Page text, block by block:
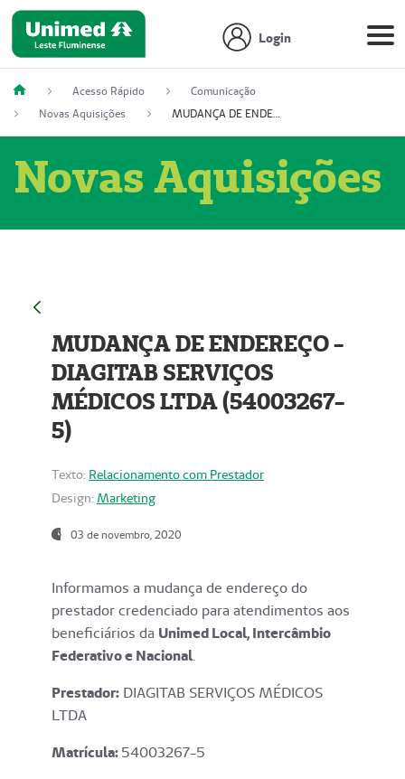
Login
Acesso Rápido
Comunicação
Novas Aquisições
MUDANÇA DE ENDEREÇO - DIAGITAB SERVIÇOS MÉDICOS LTDA (54003267-5)
Novas Aquisições
MUDANÇA DE ENDEREÇO -
DIAGITAB SERVIÇOS
MÉDICOS LTDA (54003267-
5)
Texto: Relacionamento com Prestador
Design: Marketing
03 de novembro, 2020
Informamos a mudança de endereço do
prestador credenciado para atendimentos aos
beneficiários da Unimed Local, Intercâmbio
Federativo e Nacional.
Prestador: DIAGITAB SERVIÇOS MÉDICOS
LTDA
Matrícula:54003267-5